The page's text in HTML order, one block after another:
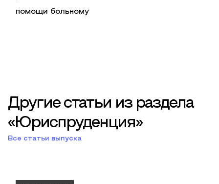
помощи больному
Другие статьи из раздела
«Юриспруденция»
Все статьи выпуска